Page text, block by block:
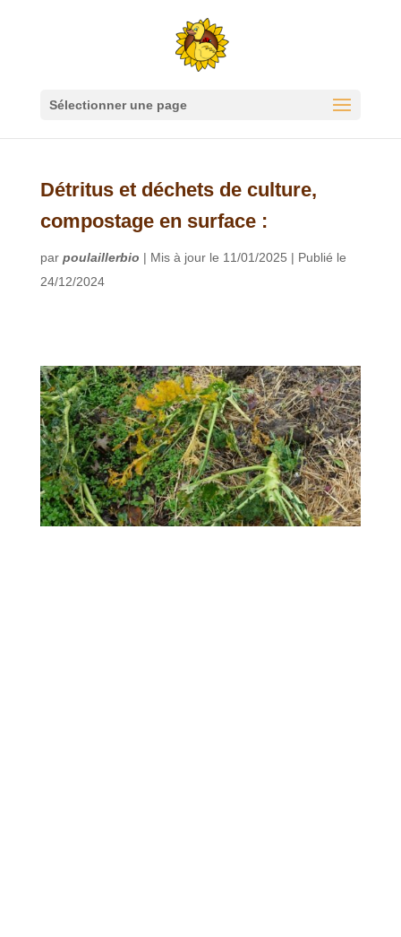
Sélectionner une page
Détritus et déchets de culture,
compostage en surface :
par poulaillerbio | Mis à jour le 11/01/2025 | Publié le
24/12/2024